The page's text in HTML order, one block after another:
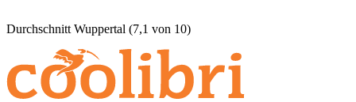
Durchschnitt Wuppertal (7,1 von 10)